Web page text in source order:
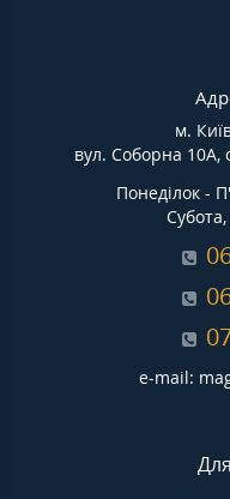
м.
вул. Соборна 10А,
Понеділок -
e-mail: